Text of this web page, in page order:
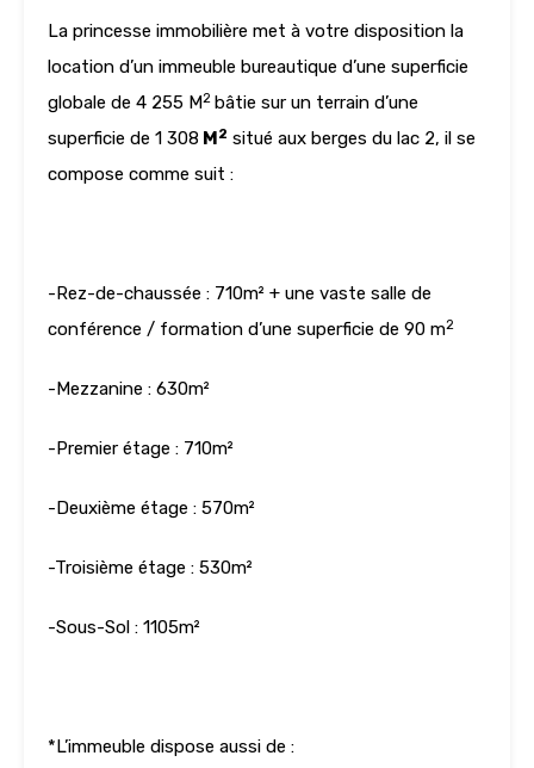
La princesse immobilière met à votre disposition la
location d’un immeuble bureautique d’une superficie
globale de 4 255 M 2 bâtie sur un terrain d’une
superficie de 1 308 M 2 situé aux berges du lac 2, il se
compose comme suit :
-Rez-de-chaussée : 710m² + une vaste salle de
conférence / formation d’une superficie de 90 m2
-Mezzanine : 630m²
-Premier étage : 710m²
-Deuxième étage : 570m²
-Troisième étage : 530m²
-Sous-Sol : 1105m²
*L’immeuble dispose aussi de :